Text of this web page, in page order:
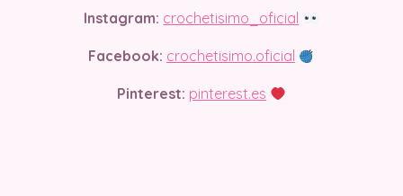
Instagram: crochetisimo_oficial
Facebook: crochetisimo.oficial
Pinterest: pinterest.es